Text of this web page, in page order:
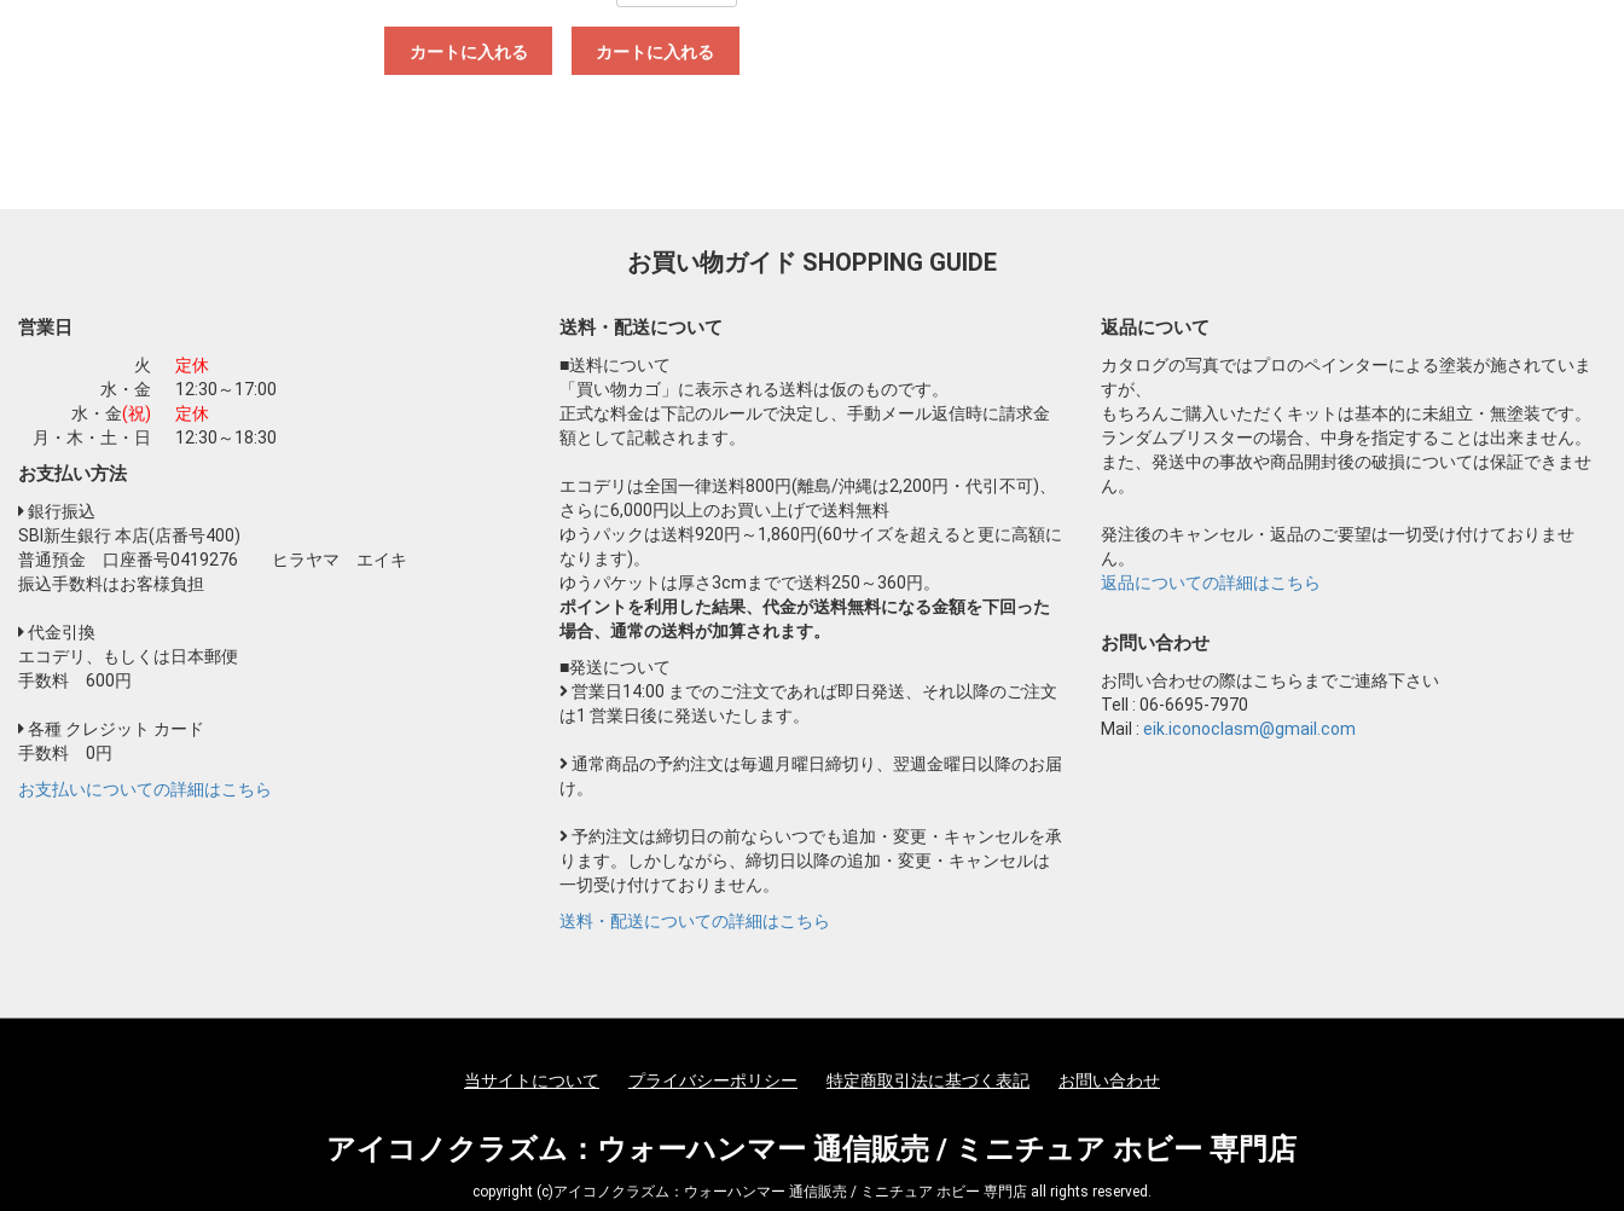
カートに入れる カートに入れる
お買い物ガイド SHOPPING GUIDE
営業日
火
定休
水・金
12:30～17:00
水・金(祝)
定休
月・木・土・日
12:30～18:30
お支払い方法
銀行振込
SBI新生銀行 本店(店番号400)
普通預金 口座番号0419276 ヒラヤマ エイキ
振込手数料はお客様負担
代金引換
エコデリ、もしくは日本郵便
手数料 600円
各種 クレジット カード
手数料 0円
お支払いについての詳細はこちら
送料・配送について
■送料について
「買い物カゴ」に表示される送料は仮のものです。
正式な料金は下記のルールで決定し、手動メール返信時に請求金
額として記載されます。
エコデリは全国一律送料800円(離島/沖縄は2,200円・代引不可)、
さらに6,000円以上のお買い上げで送料無料
ゆうパックは送料920円～1,860円(60サイズを超えると更に高額に
なります)。
ゆうパケットは厚さ3cmまでで送料250～360円。
ポイントを利用した結果、代金が送料無料になる金額を下回った
場合、通常の送料が加算されます。
■発送について
営業日14:00 までのご注文であれば即日発送、それ以降のご注文
は1 営業日後に発送いたします。
通常商品の予約注文は毎週月曜日締切り、翌週金曜日以降のお届
け。
予約注文は締切日の前ならいつでも追加・変更・キャンセルを承
ります。しかしながら、締切日以降の追加・変更・キャンセルは
一切受け付けておりません。
送料・配送についての詳細はこちら
返品について
カタログの写真ではプロのペインターによる塗装が施されていま
すが、
もちろんご購入いただくキットは基本的に未組立・無塗装です。
ランダムブリスターの場合、中身を指定することは出来ません。
また、発送中の事故や商品開封後の破損については保証できませ
ん。
発注後のキャンセル・返品のご要望は一切受け付けておりませ
ん。
返品についての詳細はこちら
お問い合わせ
お問い合わせの際はこちらまでご連絡下さい
Tell : 06-6695-7970
Mail : eik.iconoclasm@gmail.com
当サイトについて プライバシーポリシー 特定商取引法に基づく表記 お問い合わせ
アイコノクラズム：ウォーハンマー 通信販売 / ミニチュア ホビー 専門店
copyright (c)アイコノクラズム：ウォーハンマー 通信販売 / ミニチュア ホビー 専門店 all rights reserved.